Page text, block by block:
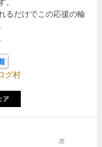
。
るだけでこの応援の輪
グ村
次